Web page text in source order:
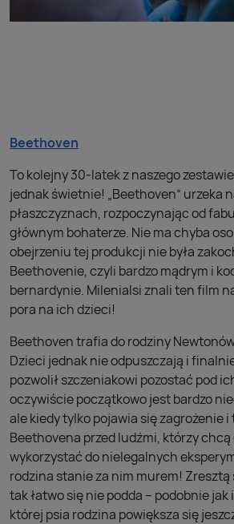
Beethoven
To kolejny 30-latek z naszego
jednak świetnie! „Beethoven” urzeka
płaszczyznach, rozpoczynając od
głównym bohaterze. Nie ma chyba
obejrzeniu tej produkcji nie była
Beethovenie, czyli bardzo mądrym i
bernardynie. Milenialsi znali ten film
pora na ich dzieci!
Beethoven trafia do rodziny
Dzieci jednak nie odpuszczają i
pozwolił szczeniakowi pozostać pod
oczywiście początkowo jest bardzo
ale kiedy tylko pojawia się zagrożenie
Beethovena przed ludźmi, którzy chcą
wykorzystać do nielegalnych
rodzina stanie za nim murem!
tak łatwo się nie podda – podobnie
której psia rodzina powiększa się